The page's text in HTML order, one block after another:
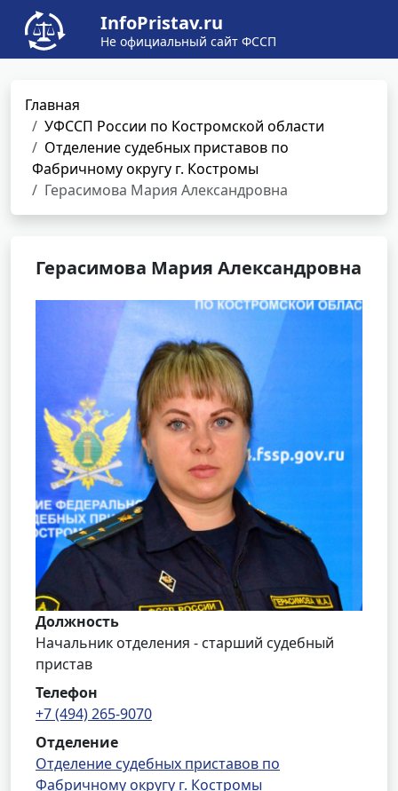
InfoPristav.ru
Не официальный сайт ФССП
Главная
УФССП России по Костромской области
Отделение судебных приставов по
Фабричному округу г. Костромы
Герасимова Мария Александровна
Герасимова Мария Александровна
Должность
Начальник отделения - старший судебный
пристав
Телефон
+7 (494) 265-9070
Отделение
Отделение судебных приставов по
Фабричному округу г. Костромы